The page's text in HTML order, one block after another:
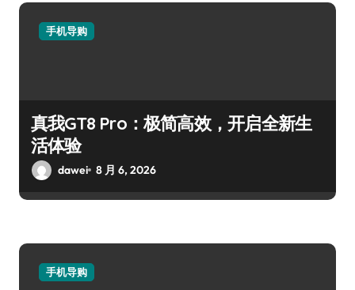
手机导购
真我GT8 Pro：极简高效，开启全新生
活体验
dawei 8 月 6, 2026
手机导购